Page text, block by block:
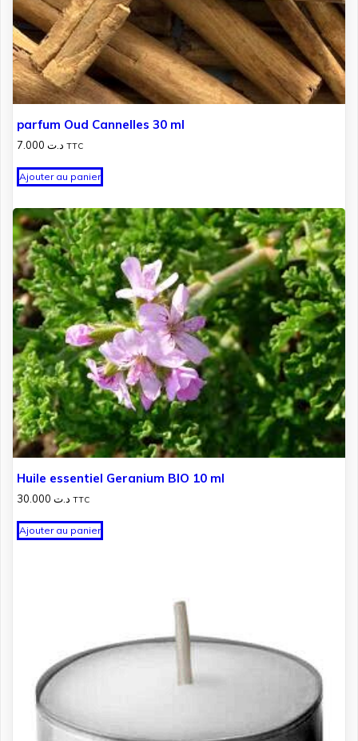
parfum Oud Cannelles 30 ml
د.ت TTC
Ajouter au panier
Huile essentiel Geranium BIO 10 ml
د.ت TTC
Ajouter au panier